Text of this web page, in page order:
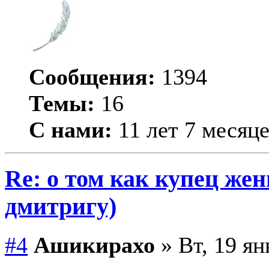
Сообщения: 1394
Темы: 16
С нами: 11 лет 7
Re: о том как купец
дмитригу)
#4 Ашикирахо » Вт, 19